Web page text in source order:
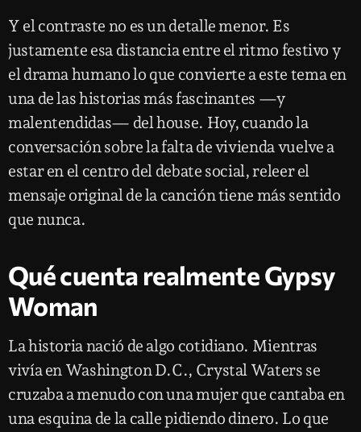
Y el contraste no es un detalle menor. Es
justamente esa distancia entre el ritmo festivo y
el drama humano lo que convierte a este tema en
una de las historias más fascinantes —y
malentendidas— del house. Hoy, cuando la
conversación sobre la falta de vivienda vuelve a
estar en el centro del debate social, releer el
mensaje original de la canción tiene más sentido
que nunca.
Qué cuenta realmente Gypsy
Woman
La historia nació de algo cotidiano. Mientras
vivía en Washington D.C., Crystal Waters se
cruzaba a menudo con una mujer que cantaba en
una esquina de la calle pidiendo dinero. Lo que